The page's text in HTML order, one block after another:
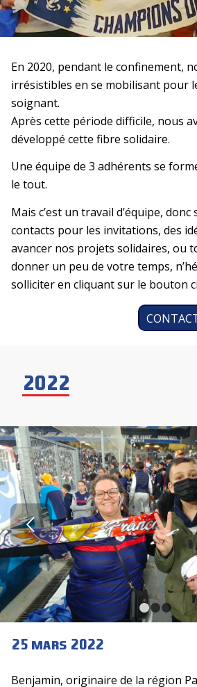
En 2020, pendant le confinement,
irrésistibles en se mobilisant pour
soignant.
Après cette période difficile, nous
développé cette fibre solidaire.
Une équipe de 3 adhérents se
le tout.
Mais c’est un travail d’équipe, donc
contacts pour les invitations, des
avancer nos projets solidaires, ou
donner un peu de votre temps,
solliciter en cliquant sur le bouton
2022
Suivant
25 mars 2022
Benjamin, originaire de la région